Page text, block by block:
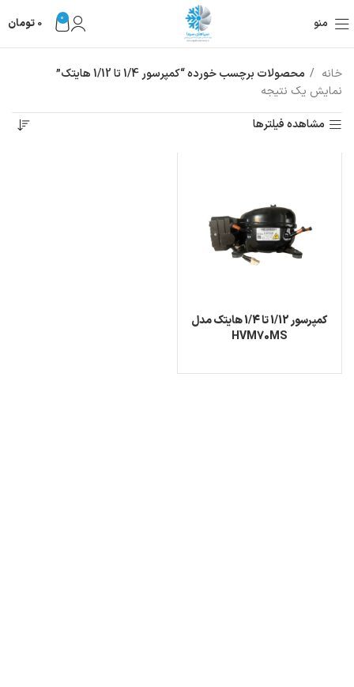
منو 0
0 تومان
خانه
محصولات برچسب خورده “کمپرسور 1/4 تا 1/12 هایتک”
نمایش یک نتیجه
مشاهده فیلترها
کمپرسور 1/12 تا 1/4 هایتک مدل
HVM70MS